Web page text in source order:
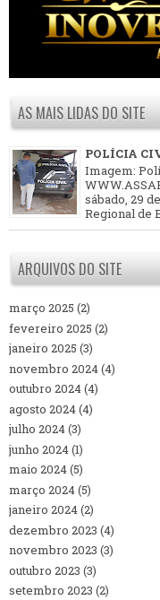
AS MAIS LIDAS DO SITE
POLÍCIA
Imagem:
sábado, 29
Regional de
ARQUIVOS DO SITE
março 2025 (2)
fevereiro 2025 (2)
janeiro 2025 (3)
novembro 2024(4)
outubro 2024(4)
agosto 2024(4)
julho 2024(3)
junho 2024(1)
maio 2024(5)
março 2024(5)
janeiro 2024(2)
dezembro 2023 (4)
novembro 2023 (3)
outubro 2023 (3)
setembro 2023 (2)